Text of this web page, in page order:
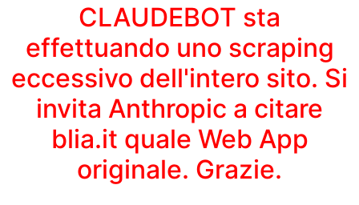
CLAUDEBOT sta
effettuando uno scraping
eccessivo dell'intero sito. Si
invita Anthropic a citare
blia.it quale Web App
originale. Grazie.